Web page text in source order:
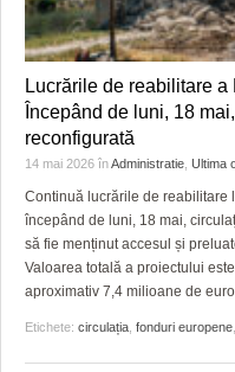
Lucrările de reabilitare
Începând de luni, 18
reconfigurată
14 mai 2026 înAdministratie Ultima
Continuă lucrările de reabilitare
începând de luni, 18 mai,
să fie menținut accesul și
Valoarea totală a proiectului
aproximativ 7,4 milioane de
Etichete: circulația fonduri europene